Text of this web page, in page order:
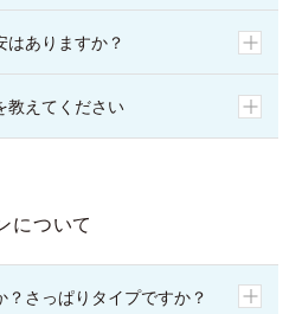
はありますか？
教えてください
について
？さっぱりタイプですか？